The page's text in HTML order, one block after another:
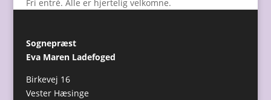
Fri entré. Alle er hjertelig velkomne.
Sognepræst
Eva Maren Ladefoged
Birkevej 16
Vester Hæsinge